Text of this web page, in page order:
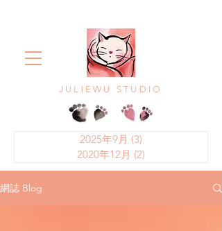
JULIEWU STUDIO
2025年9月 (3)
2020年12月 (2)
網誌 Blog